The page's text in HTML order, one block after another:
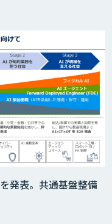
発表。共通基盤整備